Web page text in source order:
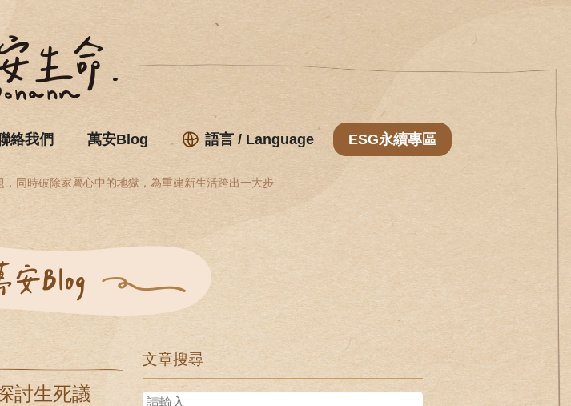
絡我們 萬安Blog 語言 / Language ESG永續專區
同時破除家屬心中的地獄，為重建新生活跨出一大步
討生死議
文章搜尋